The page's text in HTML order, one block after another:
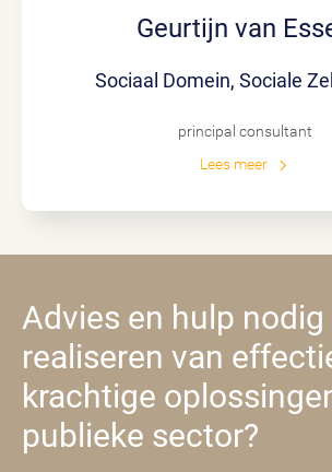
Geurtijn van
Sociaal Domein, Sociale
principal consultant
Lees meer
Advies en hulp nodig bij het
realiseren van
krachtige
publieke sector?